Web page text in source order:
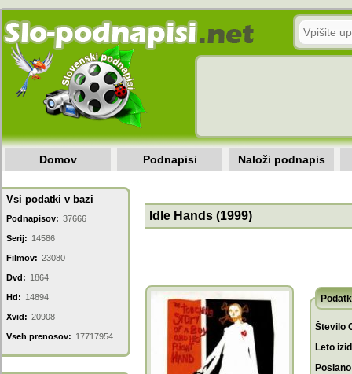
Domov Podnapisi Naloži podnapis
Vsi podatki v bazi
Podnapisov: 37666
Serij: 14586
Filmov: 23080
Dvd: 1864
Hd: 14894
Xvid: 20908
Vseh prenosov: 17717954
Idle Hands (1999)
Število
Leto